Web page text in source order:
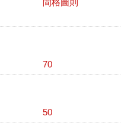
間格圖則
70
50